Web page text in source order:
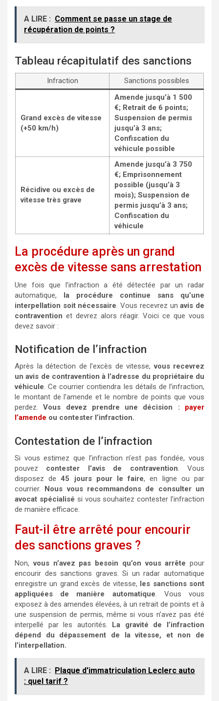
A LIRE : Comment se passe un stage de
récupération de points ?
Tableau récapitulatif des sanctions
Infraction Sanctions possibles
Grand excès de vitesse
(+50 km/h)
Amende jusqu’à 1 500
€; Retrait de 6 points;
Suspension de permis
jusqu’à 3 ans;
Confiscation du
véhicule possible
Récidive ou excès de
vitesse très grave
Amende jusqu’à 3 750
€; Emprisonnement
possible (jusqu’à 3
mois); Suspension de
permis jusqu’à 3 ans;
Confiscation du
véhicule
La procédure après un grand
excès de vitesse sans arrestation
Une fois que l’infraction a été détectée par un radar
automatique, la procédure continue sans qu’une
interpellation soit nécessaire. Vous recevrez unavis de
contravention et devrez alors réagir. Voici ce que vous
devez savoir :
Notification de l’infraction
Après la détection de l’excès de vitesse,vous recevrez
un avis de contravention à l’adresse du propriétaire du
véhicule. Ce courrier contiendra les détails de l’infraction,
le montant de l’amende et le nombre de points que vous
perdez.Vous devez prendre une décision : payer
l’amende ou contester l’infraction.
Contestation de l’infraction
Si vous estimez que l’infraction n’est pas fondée, vous
pouvez contester l’avis de contravention. Vous
disposez de45 jours pour le faire, en ligne ou par
courrier. Nous vous recommandons de consulter un
avocat spécialisé si vous souhaitez contester l’infraction
de manière efficace.
Faut-il être arrêté pour encourir
des sanctions graves ?
Non,vous n’avez pas besoin qu’on vous arrête pour
encourir des sanctions graves. Si un radar automatique
enregistre un grand excès de vitesse, les sanctions sont
appliquées de manière automatique. Vous vous
exposez à des amendes élevées, à un retrait de points et à
une suspension de permis, même si vous n’avez pas été
interpellé par les autorités. La gravité de l’infraction
dépend du dépassement de la vitesse, et non de
l’interpellation.
A LIRE : Plaque d'immatriculation Leclerc auto
: quel tarif ?